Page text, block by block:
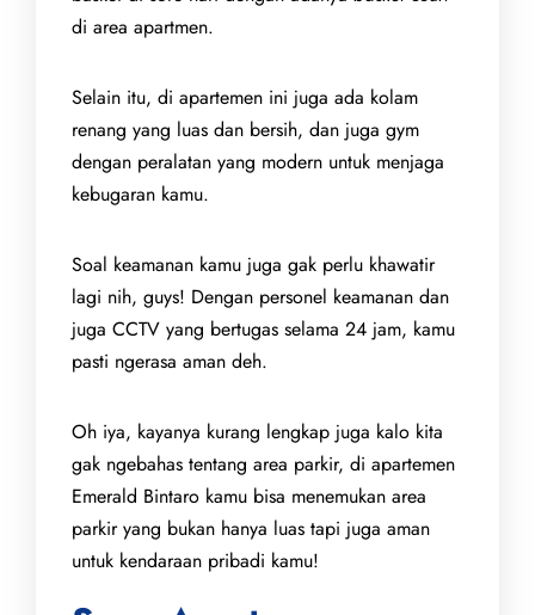
di area apartmen.
Selain itu, di apartemen ini juga ada kolam
renang yang luas dan bersih, dan juga gym
dengan peralatan yang modern untuk menjaga
kebugaran kamu.
Soal keamanan kamu juga gak perlu khawatir
lagi nih, guys! Dengan personel keamanan dan
juga CCTV yang bertugas selama 24 jam, kamu
pasti ngerasa aman deh.
Oh iya, kayanya kurang lengkap juga kalo kita
gak ngebahas tentang area parkir, di apartemen
Emerald Bintaro kamu bisa menemukan area
parkir yang bukan hanya luas tapi juga aman
untuk kendaraan pribadi kamu!